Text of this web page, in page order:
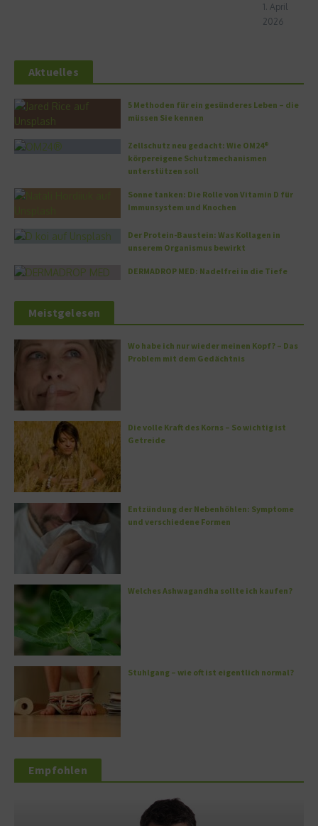
1. April
2026
Aktuelles
5 Methoden für ein gesünderes Leben – die
müssen Sie kennen
Zellschutz neu gedacht: Wie OM24®
körpereigene Schutzmechanismen
unterstützen soll
Sonne tanken: Die Rolle von Vitamin D für
Immunsystem und Knochen
Der Protein-Baustein: Was Kollagen in
unserem Organismus bewirkt
DERMADROP MED: Nadelfrei in die Tiefe
Meistgelesen
Wo habe ich nur wieder meinen Kopf? – Das
Problem mit dem Gedächtnis
Die volle Kraft des Korns – So wichtig ist
Getreide
Entzündung der Nebenhöhlen: Symptome
und verschiedene Formen
Welches Ashwagandha sollte ich kaufen?
Stuhlgang – wie oft ist eigentlich normal?
Empfohlen